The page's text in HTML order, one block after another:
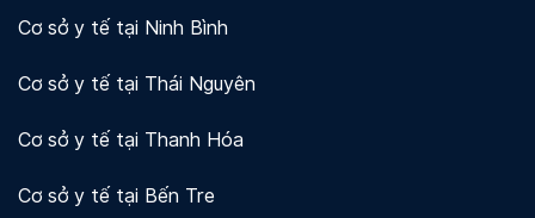
Cơ sở y tế tại Ninh Bình
Cơ sở y tế tại Thái Nguyên
Cơ sở y tế tại Thanh Hóa
Cơ sở y tế tại Bến Tre